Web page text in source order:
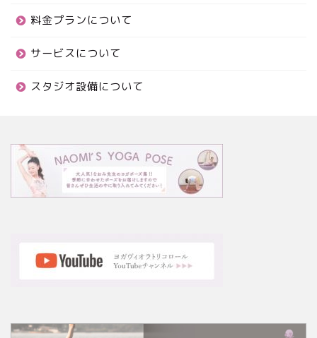
料金プランについて
サービスについて
スタジオ設備について